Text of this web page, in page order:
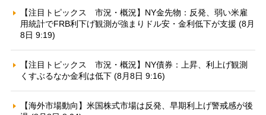
【注目トピックス 市況・概況】NY金先物：反発、弱い米雇
用統計でFRB利下げ観測が強まりドル安・金利低下が支援 (8月
8日 9:19)
【注目トピックス 市況・概況】NY債券：上昇、利上げ観測
くすぶるなか金利は低下 (8月8日 9:16)
【海外市場動向】米国株式市場は反発、早期利上げ警戒感が後